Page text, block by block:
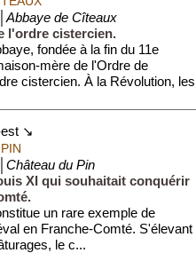
Abbaye de Cîteaux
l'ordre cistercien.
fondée à la fin du 11e
mère de l'Ordre de
cistercien. À la Révolution, les
est ↘
Château du Pin
XI qui souhaitait conquérir
un rare exemple de
en Franche-Comté. S'élevant
le c...